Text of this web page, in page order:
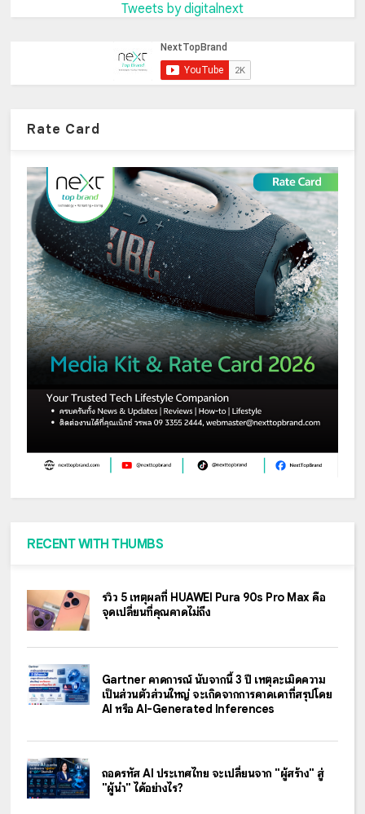
Tweets by digitalnext
Rate Card
RECENT WITH THUMBS
รีวิว 5 เหตุผลที่ HUAWEI Pura 90s Pro Max คือ
จุดเปลี่ยนที่คุณคาดไม่ถึง
Gartner คาดการณ์ นับจากนี้ 3 ปี เหตุละเมิดความ
เป็นส่วนตัวส่วนใหญ่ จะเกิดจากการคาดเดาที่สรุปโดย
AI หรือ AI-Generated Inferences
ถอดรหัส AI ประเทศไทย จะเปลี่ยนจาก "ผู้สร้าง" สู่
"ผู้นำ" ได้อย่างไร?